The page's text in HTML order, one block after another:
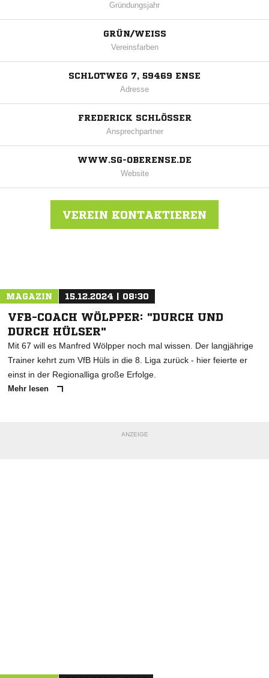
Gründungsjahr
GRÜN/WEISS
Vereinsfarben
SCHLOTWEG 7, 59469 ENSE
Adresse
FREDERICK SCHLÖSSER
Ansprechpartner
WWW.SG-OBERENSE.DE
Website
VEREIN KONTAKTIEREN
MAGAZIN 15.12.2024 | 08:30
VFB-COACH WÖLPPER: "DURCH UND
DURCH HÜLSER"
Mit 67 will es Manfred Wölpper noch mal wissen. Der langjährige
Trainer kehrt zum VfB Hüls in die 8. Liga zurück - hier feierte er
einst in der Regionalliga große Erfolge.
Mehr lesen
ANZEIGE